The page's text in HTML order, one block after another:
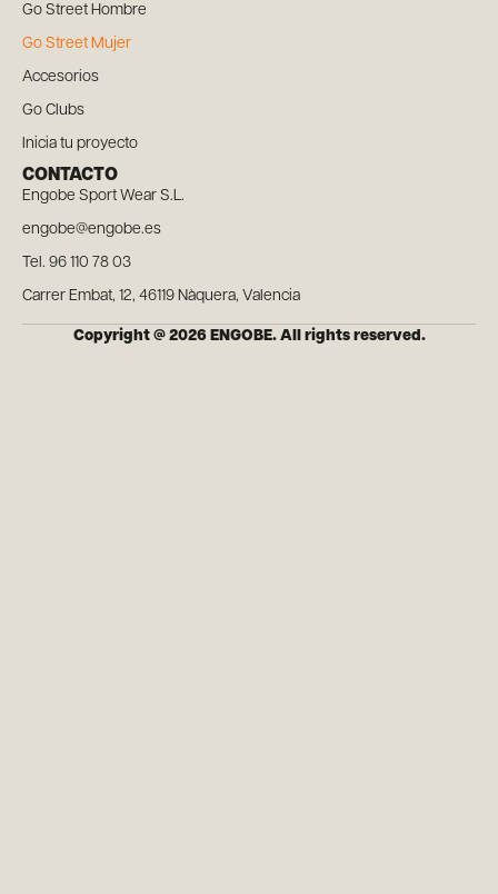
Go Street Hombre
Go Street Mujer
Accesorios
Go Clubs
Inicia tu proyecto
CONTACTO
Engobe Sport Wear S.L.
engobe@engobe.es
Tel. 96 110 78 03
Carrer Embat, 12, 46119 Nàquera, Valencia
Copyright @ 2026 ENGOBE. All rights reserved.